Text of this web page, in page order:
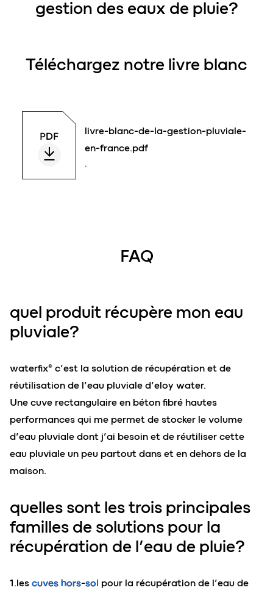
gestion des eaux de pluie?
Téléchargez notre livre blanc
livre-blanc-de-la-gestion-pluviale-
en-france.pdf
.
FAQ
quel produit récupère mon eau
pluviale?
waterfix® c’est la solution de récupération et de
réutilisation de l’eau pluviale d’eloy water.
Une cuve rectangulaire en béton fibré hautes
performances qui me permet de stocker le volume
d’eau pluviale dont j’ai besoin et de réutiliser cette
eau pluviale un peu partout dans et en dehors de la
maison.
quelles sont les trois principales
familles de solutions pour la
récupération de l’eau de pluie?
1.les cuves hors-sol pour la récupération de l’eau de